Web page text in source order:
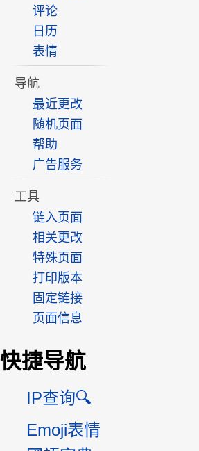
评论
日历
表情
导航
最近更改
随机页面
帮助
广告服务
工具
链入页面
相关更改
特殊页面
打印版本
固定链接
页面信息
快捷导航
IP查询🔍
Emoji表情